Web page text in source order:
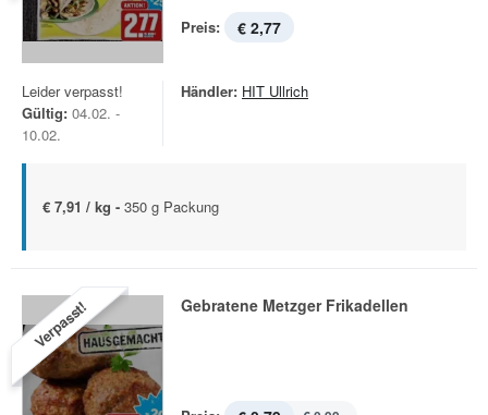
Preis: € 2,77
Leider verpasst!
Gültig: 04.02. -
10.02.
Händler: HIT Ullrich
€ 7,91 / kg - 350 g Packung
Verpasst! Gebratene Metzger Frikadellen